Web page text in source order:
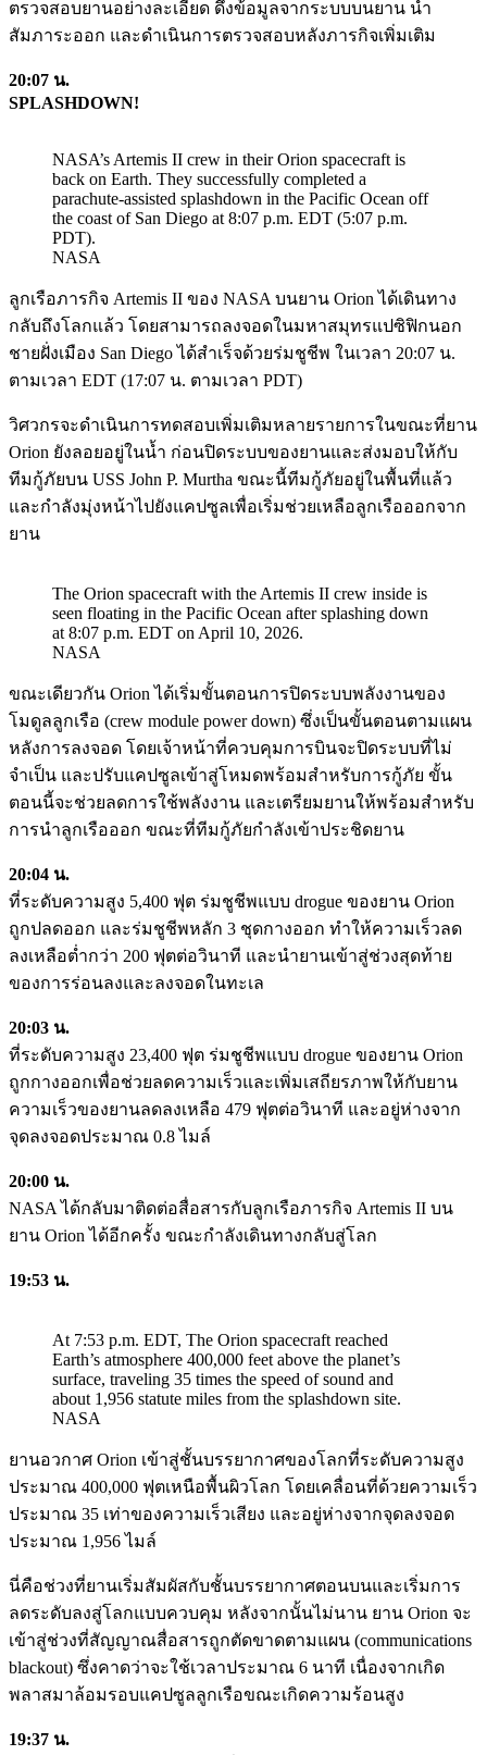
ตรวจสอบยานอย่างละเอียด ดึงข้อมูลจากระบบบนยาน นำ
สัมภาระออก และดำเนินการตรวจสอบหลังภารกิจเพิ่มเติม
20:07 น.
SPLASHDOWN!
NASA’s Artemis II crew in their Orion spacecraft is
back on Earth. They successfully completed a
parachute-assisted splashdown in the Pacific Ocean off
the coast of San Diego at 8:07 p.m. EDT (5:07 p.m.
PDT).
NASA
ลูกเรือภารกิจ Artemis II ของ NASA บนยาน Orion ได้เดินทาง
กลับถึงโลกแล้ว โดยสามารถลงจอดในมหาสมุทรแปซิฟิกนอก
ชายฝั่งเมือง San Diego ได้สำเร็จด้วยร่มชูชีพ ในเวลา 20:07 น.
ตามเวลา EDT (17:07 น. ตามเวลา PDT)
วิศวกรจะดำเนินการทดสอบเพิ่มเติมหลายรายการในขณะที่ยาน
Orion ยังลอยอยู่ในน้ำ ก่อนปิดระบบของยานและส่งมอบให้กับ
ทีมกู้ภัยบน USS John P. Murtha ขณะนี้ทีมกู้ภัยอยู่ในพื้นที่แล้ว
และกำลังมุ่งหน้าไปยังแคปซูลเพื่อเริ่มช่วยเหลือลูกเรือออกจาก
ยาน
The Orion spacecraft with the Artemis II crew inside is
seen floating in the Pacific Ocean after splashing down
at 8:07 p.m. EDT on April 10, 2026.
NASA
ขณะเดียวกัน Orion ได้เริ่มขั้นตอนการปิดระบบพลังงานของ
โมดูลลูกเรือ (crew module power down) ซึ่งเป็นขั้นตอนตามแผน
หลังการลงจอด โดยเจ้าหน้าที่ควบคุมการบินจะปิดระบบที่ไม่
จำเป็น และปรับแคปซูลเข้าสู่โหมดพร้อมสำหรับการกู้ภัย ขั้น
ตอนนี้จะช่วยลดการใช้พลังงาน และเตรียมยานให้พร้อมสำหรับ
การนำลูกเรือออก ขณะที่ทีมกู้ภัยกำลังเข้าประชิดยาน
20:04 น.
ที่ระดับความสูง 5,400 ฟุต ร่มชูชีพแบบ drogue ของยาน Orion
ถูกปลดออก และร่มชูชีพหลัก 3 ชุดกางออก ทำให้ความเร็วลด
ลงเหลือต่ำกว่า 200 ฟุตต่อวินาที และนำยานเข้าสู่ช่วงสุดท้าย
ของการร่อนลงและลงจอดในทะเล
20:03 น.
ที่ระดับความสูง 23,400 ฟุต ร่มชูชีพแบบ drogue ของยาน Orion
ถูกกางออกเพื่อช่วยลดความเร็วและเพิ่มเสถียรภาพให้กับยาน
ความเร็วของยานลดลงเหลือ 479 ฟุตต่อวินาที และอยู่ห่างจาก
จุดลงจอดประมาณ 0.8 ไมล์
20:00 น.
NASA ได้กลับมาติดต่อสื่อสารกับลูกเรือภารกิจ Artemis II บน
ยาน Orion ได้อีกครั้ง ขณะกำลังเดินทางกลับสู่โลก
19:53 น.
At 7:53 p.m. EDT, The Orion spacecraft reached
Earth’s atmosphere 400,000 feet above the planet’s
surface, traveling 35 times the speed of sound and
about 1,956 statute miles from the splashdown site.
NASA
ยานอวกาศ Orion เข้าสู่ชั้นบรรยากาศของโลกที่ระดับความสูง
ประมาณ 400,000 ฟุตเหนือพื้นผิวโลก โดยเคลื่อนที่ด้วยความเร็ว
ประมาณ 35 เท่าของความเร็วเสียง และอยู่ห่างจากจุดลงจอด
ประมาณ 1,956 ไมล์
นี่คือช่วงที่ยานเริ่มสัมผัสกับชั้นบรรยากาศตอนบนและเริ่มการ
ลดระดับลงสู่โลกแบบควบคุม หลังจากนั้นไม่นาน ยาน Orion จะ
เข้าสู่ช่วงที่สัญญาณสื่อสารถูกตัดขาดตามแผน (communications
blackout) ซึ่งคาดว่าจะใช้เวลาประมาณ 6 นาที เนื่องจากเกิด
พลาสมาล้อมรอบแคปซูลลูกเรือขณะเกิดความร้อนสูง
19:37 น.